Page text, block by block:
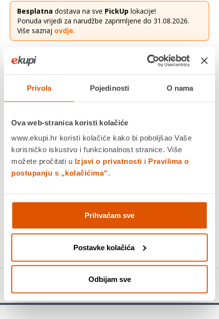
Privola Pojedinosti O nama
Ova web-stranica koristi kolačiće
www.ekupi.hr koristi kolačiće kako bi poboljšao Vaše
korisničko iskustvo i funkcionalnost stranice. Više
možete pročitati u Izjavi o privatnosti i Pravilima o
postupanju s „kolačićima“.
Prihvaćam sve
Postavke kolačića
Odbijam sve
Besplatna dostava na sve PickUp lokacije!
Ponuda vrijedi za narudžbe zaprimljene do 31.08.2026.
Više saznaj ovdje.
istovremeno mekan i gladak, što jamči trajnost, otpornost na
habanje i udobnost. Elastične lisice za zavarivanje. N...
Platite gotovinom pri preuzimanju, Internet bankarstvom, karticama
jednokratno i na rate
Povrat robe moguć unutar 14 dana
DODAJTE U KOŠARICU